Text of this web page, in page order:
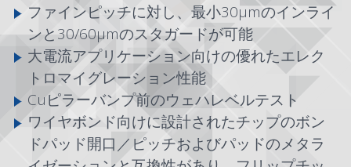
ファインピッチに対し、最小30μmのインライ
ンと30/60μmのスタガードが可能
大電流アプリケーション向けの優れたエレク
トロマイグレーション性能
Cuピラーバンプ前のウェハレベルテスト
ワイヤボンド向けに設計されたチップのボン
ドパッド開口／ピッチおよびパッドのメタラ